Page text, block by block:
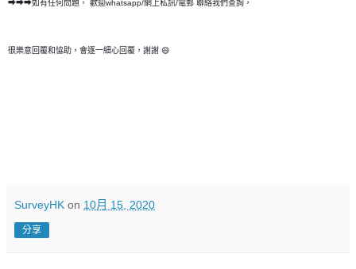
➡➡➡如有任何問題， 歡迎whatsapp/網上私訊/電郵 聯絡我們查詢，
很樂意回覆和恊助，會逐一細心回覆，謝謝 😄
SurveyHK on 10月 15, 2020
分享